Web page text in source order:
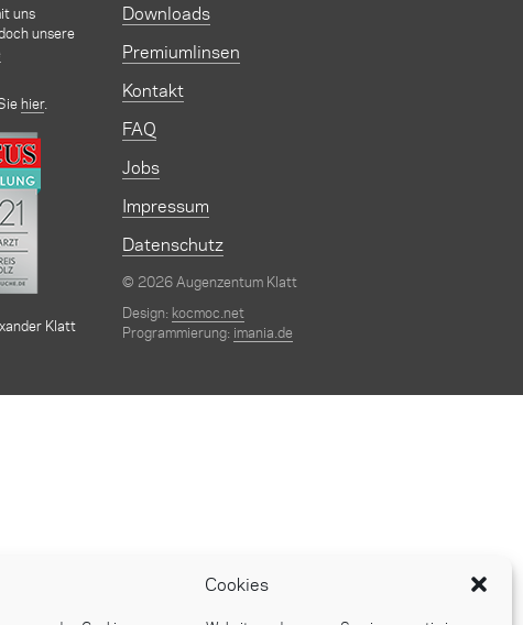
Cookies
uns
unsere
hier.
Klatt
Downloads
Premiumlinsen
Kontakt
FAQ
Jobs
Impressum
Datenschutz
© 2026 Augenzentum Klatt
Design: kocmoc.net
Programmierung: imania.de